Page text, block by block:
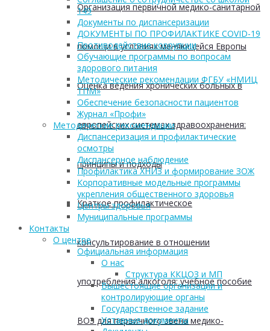
Организация первичной медико-санитарной
помощи в условиях меняющейся Европы
Оценка ведения хронических больных в
европейских системах здравоохранения:
принципы и подходы
Краткое профилактическое
консультирование в отношении
употребления алкоголя: учебное пособие
ВОЗ для первичного звена медико-
149
Документы по диспансеризации
ДОКУМЕНТЫ ПО ПРОФИЛАКТИКЕ COVID-19
Противодействие коррупции
Обучающие программы по вопросам
здорового питания
Методические рекомендации ФГБУ «НМИЦ
ТПМ»
Обеспечение безопасности пациентов
Журнал «Профи»
Методические рекомендации
Диспансеризация и профилактические
осмотры
Диспансерное наблюдение
Профилактика ХНИЗ и формирование ЗОЖ
Корпоративные модельные программы
укрепления общественного здоровья
Центры здоровья
Муниципальные программы
Контакты
О центре
Официальная информация
О нас
Структура ККЦОЗ и МП
Вышестоящие организации и
контролирующие органы
Государственное задание
Уставные документы